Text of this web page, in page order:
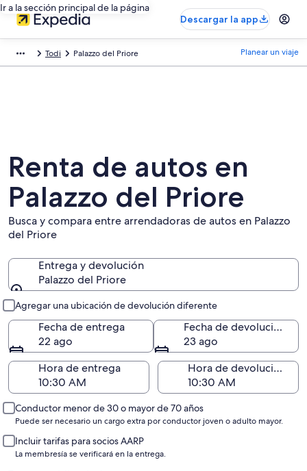
Ir a la sección principal de la página
Descargar la app
Todi Palazzo del Priore Planear un viaje
Renta de autos en
Palazzo del Priore
Busca y compara entre arrendadoras de autos en Palazzo
del Priore
Entrega y devolución
Palazzo del Priore
Agregar una ubicación de devolución diferente
Fecha de entrega
22 ago
Fecha de devolución
23 ago
Hora de entrega
Hora de devolución
Conductor menor de 30 o mayor de 70 años
Puede ser necesario un cargo extra por conductor joven o adulto mayor.
Incluir tarifas para socios AARP
La membresía se verificará en la entrega.